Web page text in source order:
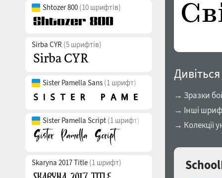
Shtozer 800 (10 шрифтів)
Sirba CYR (5 шрифтів)
Sister Pamella Sans (1 шрифт)
Sister Pamella Script (1 шрифт)
Skaryna 2017 Title (1 шрифт)
→ Зразки
→ Інші
→ Колекції